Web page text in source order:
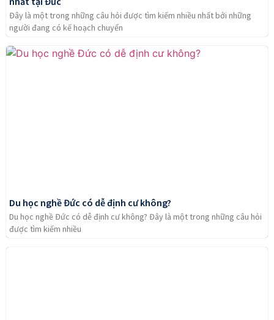
Đây là một trong những câu hỏi được tìm kiếm nhiều nhất bởi những
người đang có kế hoạch chuyển
Du học nghề Đức có dễ định cư không?
Du học nghề Đức có dễ định cư không? Đây là một trong những câu hỏi
được tìm kiếm nhiều